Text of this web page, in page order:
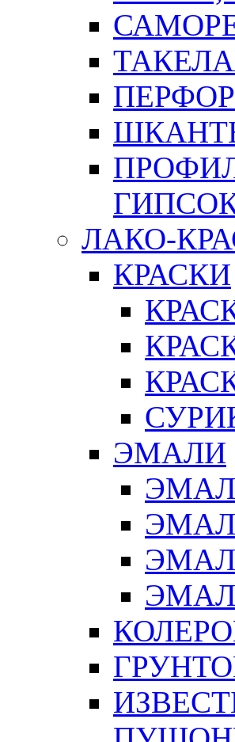
ЛАКО-
КРАСКИ
ЭМАЛИ